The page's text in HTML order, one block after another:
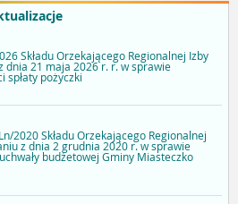
Składu Orzekającego Regionalnej Izby
dnia 21 maja 2026 r. r. w sprawie
spłaty pożyczki
2020 Składu Orzekającego Regionalnej
z dnia 2 grudnia 2020 r. w sprawie
budżetowej Gminy Miasteczko